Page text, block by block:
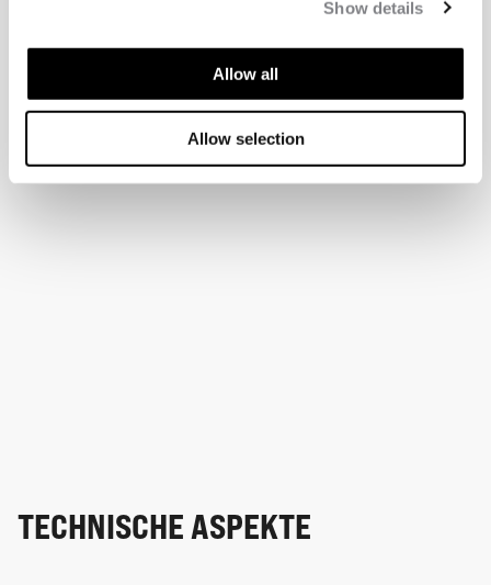
Show details
Allow all
Allow selection
TECHNISCHE ASPEKTE